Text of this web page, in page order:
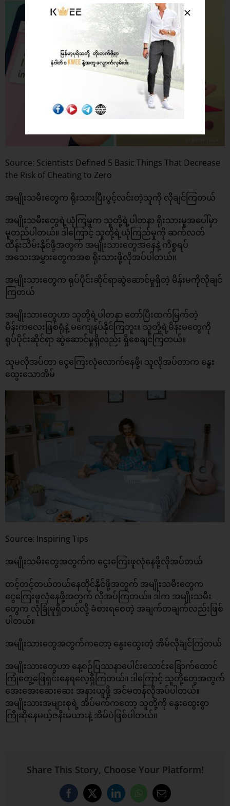
Source: Scientists Defined 5 Basic Things That Decrease
the Risk of Cheating to Zero
အမျိုးသမီးတွေက ရိုးသားပြီးပွင့်လင်းတဲ့သူကို လိုချင်ကြတယ်
အမျိုးသမီးတွေရဲ့ယုံကြမှုက သူတို့ရဲ့ပါတနာ ရိုးသားမှုအပေါ်မှာ
မူတည်ပါတယ်။ ဒါကြောင့် သူတို့ရဲ့ယုံကြည်မှုကို ဆက်လတ်
ထိန်းသိမ်းနိုင်ဖို့အတွက် အမျိုးသားတွေအနေနဲ့ ကိစ္စရပ်
အသေးအမွှားတွေကအစ ရိုးသားဖို့လိုအပ်ပါတယ်။
အမျိုးသားတွေက ရုပ်ပိုင်းဆိုင်ရာဆွဲဆောင်မှုရှိတဲ့ မိန်းမကိုလိုချင်
ကြတယ်
အမျိုးသားတွေဟာ သူတို့ရဲ့ပါတနာ တော်ပြီးထက်မြက်တဲ့
မိန်းကလေးဖြစ်ရုံနဲ့ မကျေနပ်နိုင်ကြဘူး။ သူတို့ရဲ့မိန်းမတွေကို
ရုပ်ပိုင်းဆိုင်ရာ ဆွဲဆောင်မှုရှိလည်း ရှိစေချင်ကြတယ်။
သူမလိုအပ်တာ ငွေကြေးလုံလောက်နေဖို့၊ သူလိုအပ်တာက နွေး
ထွေးသောအိမ်
Source: Inspiring Tips
အမျိုးသမီးတွေအတွက်က ငွေးကြေးဖူလုံနေဖို့လိုအပ်တယ်
တင့်တင့်တယ်တယ်နေထိုင်နိုင်ဖို့အတွက် အမျိုးသမီးတွေက
ငွေကြေးဖူလုံနေဖို့အတွက် လိုအပ်ကြတယ်။ ဒါက အမျိုးသမီး
တွေက လုံခြုံမူရှိတယ်လို့ ခံစားရစေတဲ့ အချက်တချက်လည်းဖြစ်
ပါတယ်။
အမျိုးသားတွေအတွက်ကတော့ နွေးထွေးတဲ့ အိမ်လိုချင်ကြတယ်
အမျိုးသားတွေဟာ နေ့စဉ်ပြဿနာပေါင်းသောင်းခြောက်ထောင်
ကြုံတွေ့ဖြေရှင်းနေရလေ့ရှိကြတယ်။ ဒါကြောင့် သူတို့တွေအတွက်
အေးအေးဆေးဆေး အနားယူဖို့ အင်မတန်လိုအပ်ပါတယ်။
အမျိုးသားအများစုရဲ့ အိပ်မက်ကတော့ သူတို့ကို နွေးထွေးစွာ
ကြိုဆိုနေမယ့်ဇနီးမယားနဲ့ အိမ်ပဲဖြစ်ပါတယ်။
Share This Story, Choose Your Platform!
Facebook
X LinkedInWhatsApp
Email